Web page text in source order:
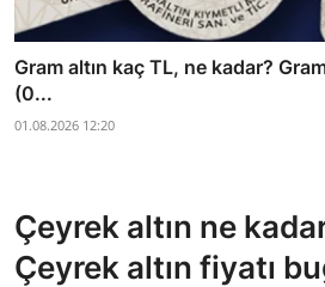
Gram altın kaç TL, ne kadar?
(0...
01.08.2026 12:20
Çeyrek altın ne
Çeyrek altın fiyatı